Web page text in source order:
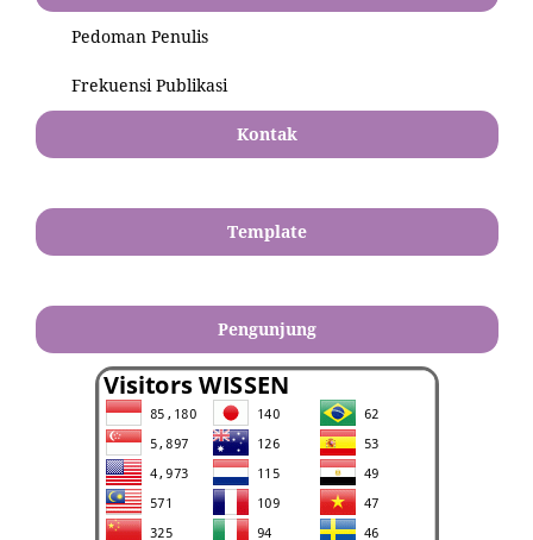
Pedoman Penulis
Frekuensi Publikasi
Kontak
Template
Pengunjung